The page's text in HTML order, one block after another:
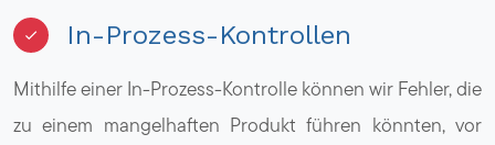
In-Prozess-Kontrollen
Mithilfe einer In-Prozess-Kontrolle können wir Fehler, die
zu einem mangelhaften Produkt führen könnten, vor